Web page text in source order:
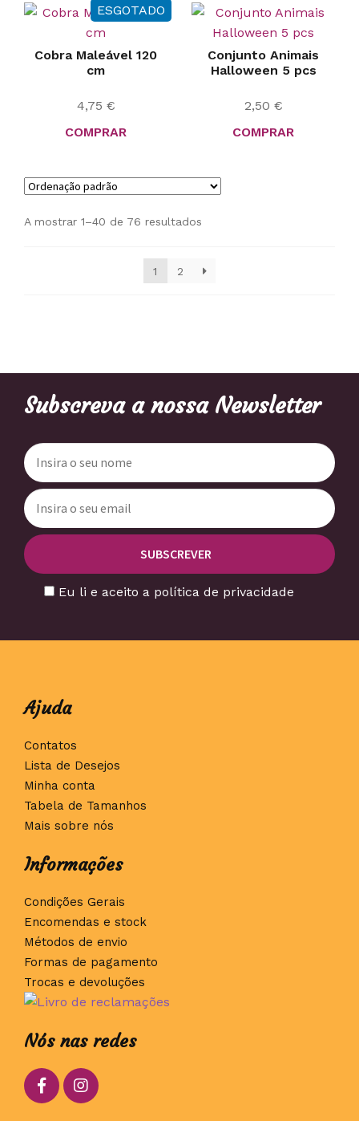
ESGOTADO
Cobra Maleável 120
cm
4,75 €
COMPRAR
Conjunto Animais
Halloween 5 pcs
2,50 €
COMPRAR
A mostrar 1–40 de 76 resultados
1 2
Subscreva a nossa Newsletter
Eu li e aceito a política de privacidade
Ajuda
Contatos
Lista de Desejos
Minha conta
Tabela de Tamanhos
Mais sobre nós
Informações
Condições Gerais
Encomendas e stock
Métodos de envio
Formas de pagamento
Trocas e devoluções
Nós nas redes